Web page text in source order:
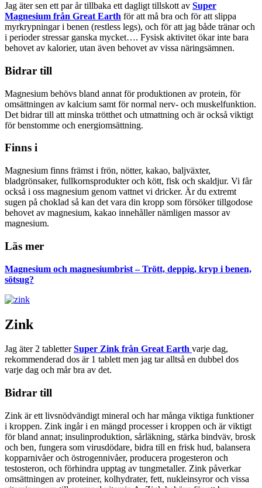
Jag äter sen ett par år tillbaka ett dagligt tillskott av Super
Magnesium från Great Earth för att må bra och för att slippa
myrkrypningar i benen (restless legs), och för att jag både tränar och
i perioder stressar ganska mycket…. Fysisk aktivitet ökar inte bara
behovet av kalorier, utan även behovet av vissa näringsämnen.
Bidrar till
Magnesium behövs bland annat för produktionen av protein, för
omsättningen av kalcium samt för normal nerv- och muskelfunktion.
Det bidrar till att minska trötthet och utmattning och är också viktigt
för benstomme och energiomsättning.
Finns i
Magnesium finns främst i frön, nötter, kakao, baljväxter,
bladgrönsaker, fullkornsprodukter och kött, fisk och skaldjur. Vi får
också i oss magnesium genom vattnet vi dricker. Är du extremt
sugen på choklad så kan det vara din kropp som försöker tillgodose
behovet av magnesium, kakao innehåller nämligen massor av
magnesium.
Läs mer
Magnesium och magnesiumbrist – Trött, deppig, kryp i benen,
sötsug?
Zink
Jag äter 2 tabletterSuper Zink från Great Earth varje dag,
rekommenderad dos är 1 tablett men jag tar alltså en dubbel dos
varje dag och mår bra av det.
Bidrar till
Zink är ett livsnödvändigt mineral och har många viktiga funktioner
i kroppen. Zink ingår i en mängd processer i kroppen och är viktigt
för bland annat; insulinproduktion, sårläkning, stärka bindväv, brosk
och ben, fungera som virusdödare, bidra till en frisk hud, balansera
kopparnivåer och östrogennivåer, producera progesteron och
testosteron, och förhindra upptag av tungmetaller. Zink påverkar
omsättningen av proteiner, kolhydrater, fett, nukleinsyror och vissa